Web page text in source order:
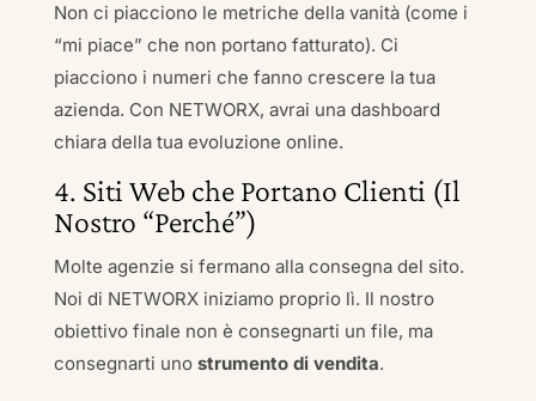
Non ci piacciono le metriche della vanità (come i
“mi piace” che non portano fatturato). Ci
piacciono i numeri che fanno crescere la tua
azienda. Con NETWORX, avrai una dashboard
chiara della tua evoluzione online.
4. Siti Web che Portano Clienti (Il
Nostro “Perché”)
Molte agenzie si fermano alla consegna del sito.
Noi di NETWORX iniziamo proprio lì. Il nostro
obiettivo finale non è consegnarti un file, ma
consegnarti uno strumento di vendita.